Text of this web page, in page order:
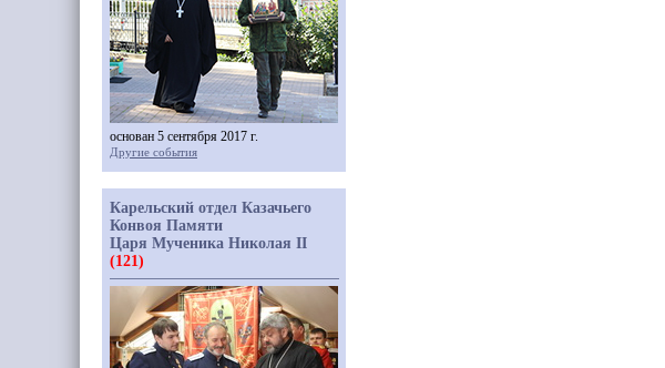
основан 5 сентября 2017 г.
Другие события
Карельский отдел Казачьего
Конвоя Памяти
Царя Мученика Николая II
(121)